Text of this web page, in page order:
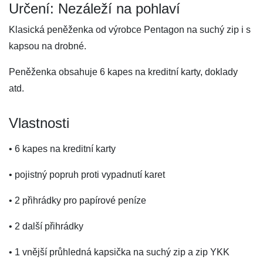
Určení: Nezáleží na pohlaví
Klasická peněženka od výrobce Pentagon na suchý zip i s
kapsou na drobné.
Peněženka obsahuje 6 kapes na kreditní karty, doklady
atd.
Vlastnosti
• 6 kapes na kreditní karty
• pojistný popruh proti vypadnutí karet
• 2 přihrádky pro papírové peníze
• 2 další přihrádky
• 1 vnější průhledná kapsička na suchý zip a zip YKK